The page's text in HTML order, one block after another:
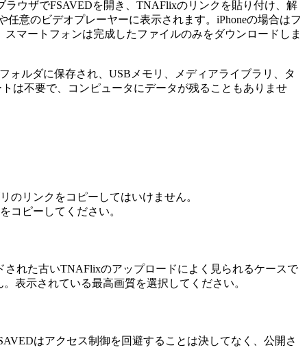
ウザでFSAVEDを開き、TNAFlixのリンクを貼り付け、解
意のビデオプレーヤーに表示されます。iPhoneの場合はフ
マートフォンは完成したファイルのみをダウンロードしま
ォルダに保存され、USBメモリ、メディアライブラリ、タ
は不要で、コンピュータにデータが残ることもありませ
のリンクをコピーしてはいけません。
コピーしてください。
れた古いTNAFlixのアップロードによく見られるケースで
表示されている最高画質を選択してください。
はアクセス制御を回避することは決してなく、公開さ